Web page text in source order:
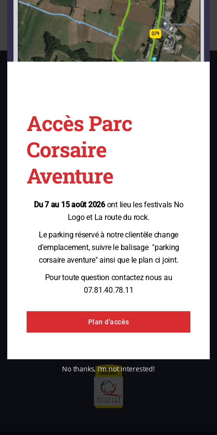
BOOKING
CORSAIRE AVENTURE SAINT-PÈRE
Corsaire Aventure
Fort de Saint Père
VOIR LE NUMÉRO
Accès Parc
Corsaire
Aventure
Du 7 au 15 août 2026ont lieu les festivals No
Logo et La route du rock.
Le parking réservé à notre clientèle change
d'emplacement, suivre le balisage "parking
corsaire aventure" ainsi que le plan ci joint.
Pour toute question contactez nous au
07.81.40.78.11
Plan d'accès
No thanks, I'm not interested!